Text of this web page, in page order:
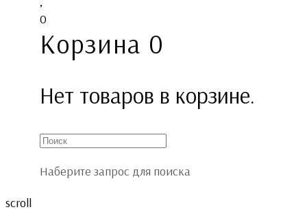
0
Корзина 0
Нет товаров в корзине.
Наберите запрос для поиска
scroll